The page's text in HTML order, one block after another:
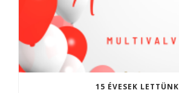
15 ÉVESEK LETTÜNK